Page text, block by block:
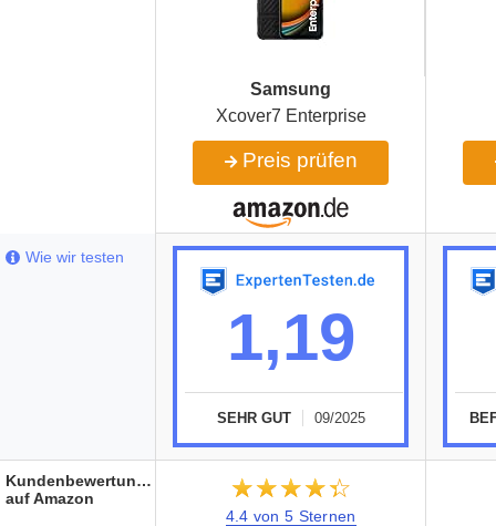
Samsung
Xcover7 Enterprise
Preis prüfen
1,19
SEHR GUT 09/2025
★★★★★
☆☆☆☆☆
4.4 von 5 Sternen
Wie wir testen
Kundenbewertungen
auf Amazon